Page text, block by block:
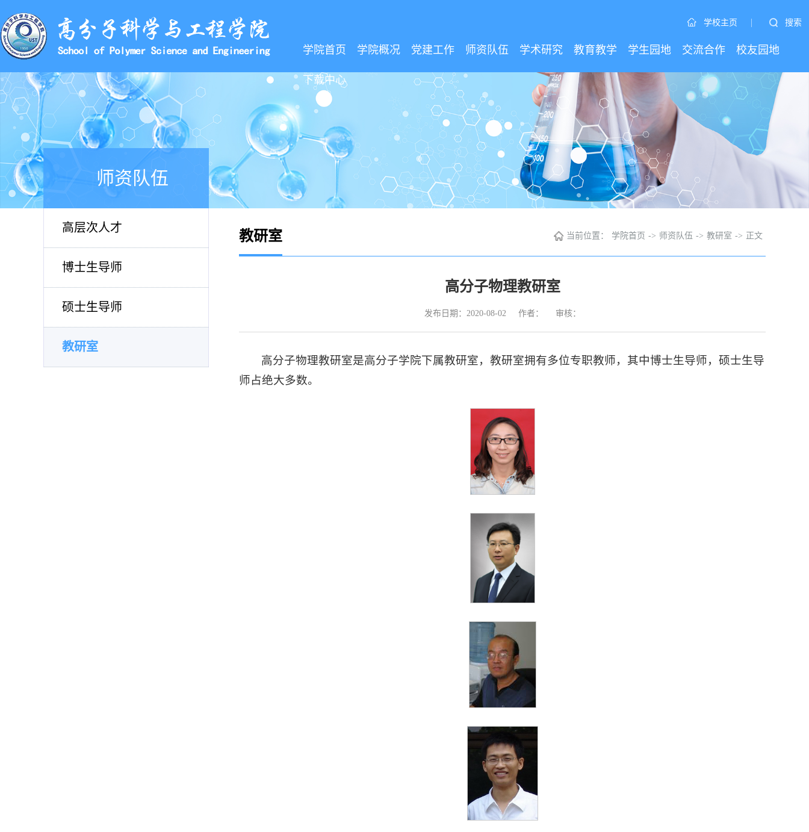
学校主页 | 搜索
学院首页 学院概况 党建工作 师资队伍 学术研究 教育教学 学生园地 交流合作 校友园地
下载中心
师资队伍
高层次人才
博士生导师
硕士生导师
教研室
教研室 当前位置： 学院首页 -> 师资队伍 -> 教研室 -> 正文
高分子物理教研室
发布日期：2020-08-02 作者： 审核：
高分子物理教研室是高分子学院下属教研室，教研室拥有多位专职教师，其中博士生导师，硕士生导
师占绝大多数。